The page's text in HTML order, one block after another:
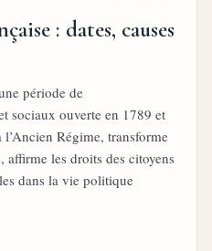
: dates, causes
période de
sociaux ouverte en 1789 et
Régime, transforme
les droits des citoyens
dans la vie politique